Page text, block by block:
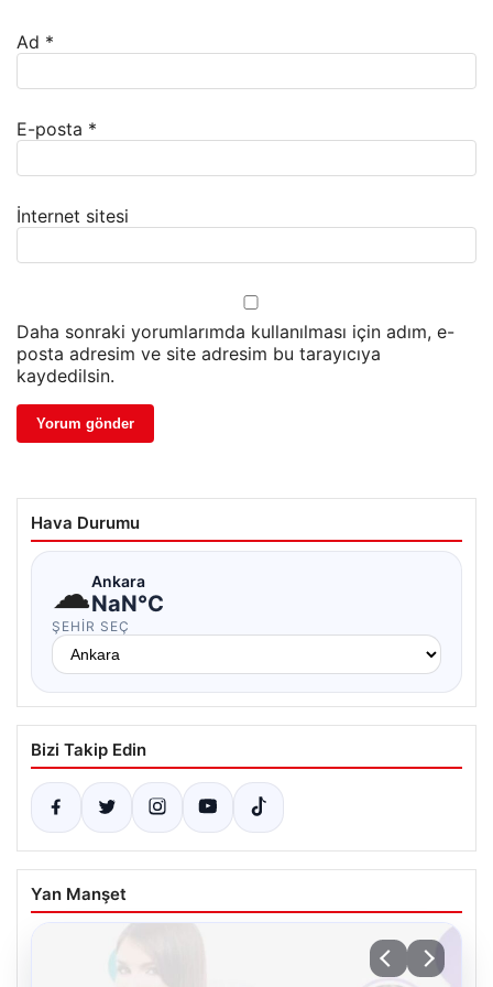
Ad *
E-posta *
İnternet sitesi
Daha sonraki yorumlarımda kullanılması için adım, e-
posta adresim ve site adresim bu tarayıcıya
kaydedilsin.
Hava Durumu
☁Ankara
NaN°C
ŞEHIR SEÇ
Bizi Takip Edin
Yan Manşet